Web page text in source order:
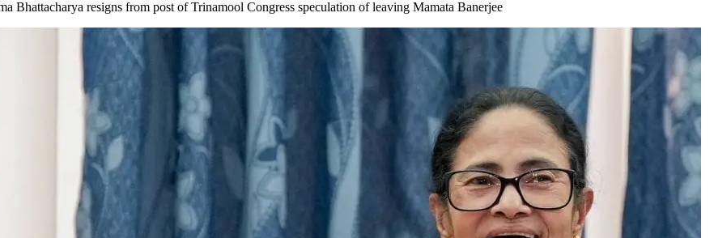
Bhattacharya resigns from post of Trinamool Congress speculation of leaving Mamata Banerjee